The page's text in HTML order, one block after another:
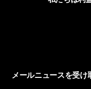
メールニュースを受け